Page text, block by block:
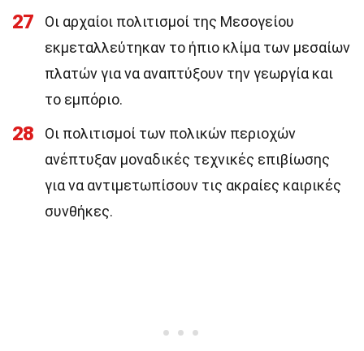
27
Οι αρχαίοι πολιτισμοί της Μεσογείου
εκμεταλλεύτηκαν το ήπιο κλίμα των μεσαίων
πλατών για να αναπτύξουν την γεωργία και
το εμπόριο.
28
Οι πολιτισμοί των πολικών περιοχών
ανέπτυξαν μοναδικές τεχνικές επιβίωσης
για να αντιμετωπίσουν τις ακραίες καιρικές
συνθήκες.